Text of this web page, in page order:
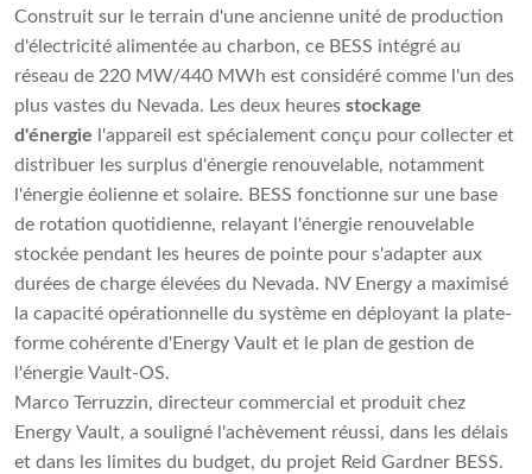
Construit sur le terrain d'une ancienne unité de production
d'électricité alimentée au charbon, ce BESS intégré au
réseau de 220 MW/440 MWh est considéré comme l'un des
plus vastes du Nevada. Les deux heures stockage
d'énergie
l'appareil est spécialement conçu pour collecter et
distribuer les surplus d'énergie renouvelable, notamment
l'énergie éolienne et solaire. BESS fonctionne sur une base
de rotation quotidienne, relayant l'énergie renouvelable
stockée pendant les heures de pointe pour s'adapter aux
durées de charge élevées du Nevada. NV Energy a maximisé
la capacité opérationnelle du système en déployant la plate-
forme cohérente d'Energy Vault et le plan de gestion de
l'énergie Vault-OS.
Marco Terruzzin, directeur commercial et produit chez
Energy Vault, a souligné l'achèvement réussi, dans les délais
et dans les limites du budget, du projet Reid Gardner BESS.